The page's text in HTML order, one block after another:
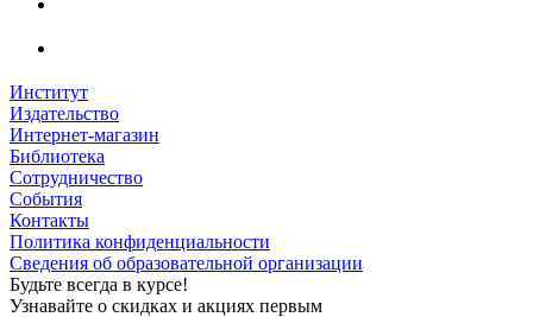
Институт
Издательство
Интернет-магазин
Библиотека
Сотрудничество
События
Контакты
Политика конфиденциальности
Сведения об образовательной организации
Будьте всегда в курсе!
Узнавайте о скидках и акциях первым